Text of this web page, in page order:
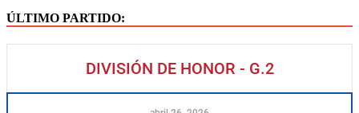
ÚLTIMO PARTIDO:
DIVISIÓN DE HONOR - G.2